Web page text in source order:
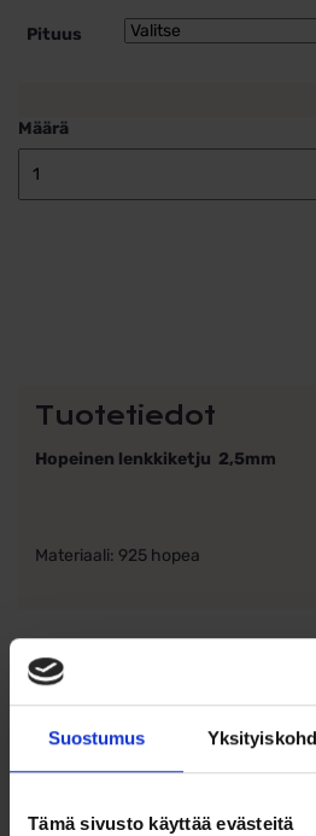
Suostumus
Tämä sivusto käyttää evästeitä
Pituus
Määrä
Tuotetiedot
Hopeinen lenkkiketju 2,5mm
Materiaali: 925 hopea
Ohjeita
koon